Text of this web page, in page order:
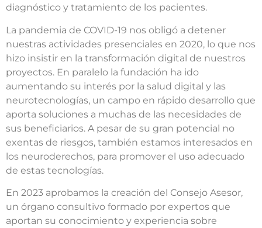
diagnóstico y tratamiento de los pacientes.
La pandemia de COVID-19 nos obligó a detener
nuestras actividades presenciales en 2020, lo que nos
hizo insistir en la transformación digital de nuestros
proyectos. En paralelo la fundación ha ido
aumentando su interés por la salud digital y las
neurotecnologías, un campo en rápido desarrollo que
aporta soluciones a muchas de las necesidades de
sus beneficiarios. A pesar de su gran potencial no
exentas de riesgos, también estamos interesados en
los neuroderechos, para promover el uso adecuado
de estas tecnologías.
En 2023 aprobamos la creación del Consejo Asesor,
un órgano consultivo formado por expertos que
aportan su conocimiento y experiencia sobre